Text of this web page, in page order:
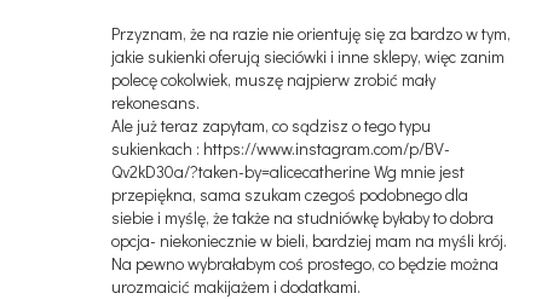
Przyznam, że na razie nie orientuję się za bardzo w tym,
jakie sukienki oferują sieciówki i inne sklepy, więc zanim
polecę cokolwiek, muszę najpierw zrobić mały
rekonesans.
Ale już teraz zapytam, co sądzisz o tego typu
sukienkach : https://www.instagram.com/p/BV-
Qv2kD30a/?taken-by=alicecatherine Wg mnie jest
przepiękna, sama szukam czegoś podobnego dla
siebie i myślę, że także na studniówkę byłaby to dobra
opcja- niekoniecznie w bieli, bardziej mam na myśli krój.
Na pewno wybrałabym coś prostego, co będzie można
urozmaicić makijażem i dodatkami.